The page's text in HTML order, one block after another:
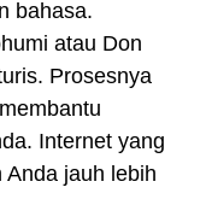
bahasa.
atau Don
Prosesnya
Internet yang
jauh lebih